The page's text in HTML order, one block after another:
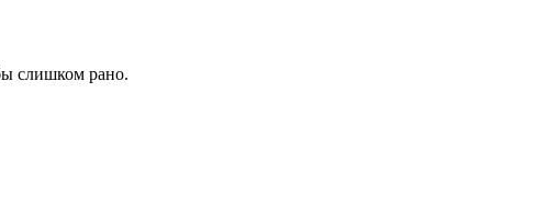
слишком рано.